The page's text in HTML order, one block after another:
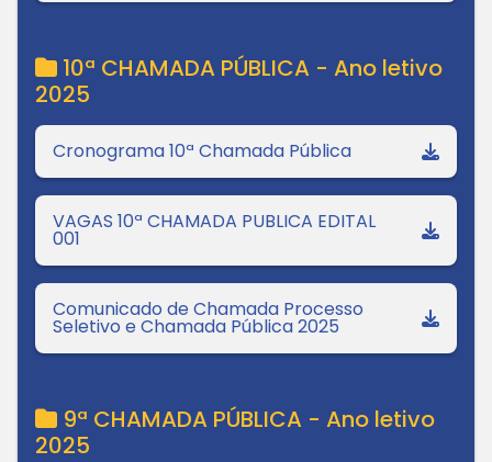
10ª CHAMADA PÚBLICA - Ano letivo
2025
Cronograma 10ª Chamada Pública
VAGAS 10ª CHAMADA PUBLICA EDITAL
001
Comunicado de Chamada Processo
Seletivo e Chamada Pública 2025
9ª CHAMADA PÚBLICA - Ano letivo
2025